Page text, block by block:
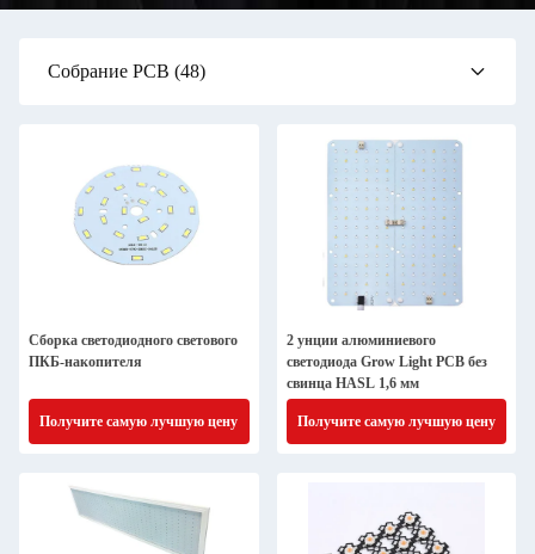
Собрание PCB (48)
Сборка светодиодного светового
ПКБ-накопителя
Получите самую лучшую цену
2 унции алюминиевого
светодиода Grow Light PCB без
свинца HASL 1,6 мм
Получите самую лучшую цену